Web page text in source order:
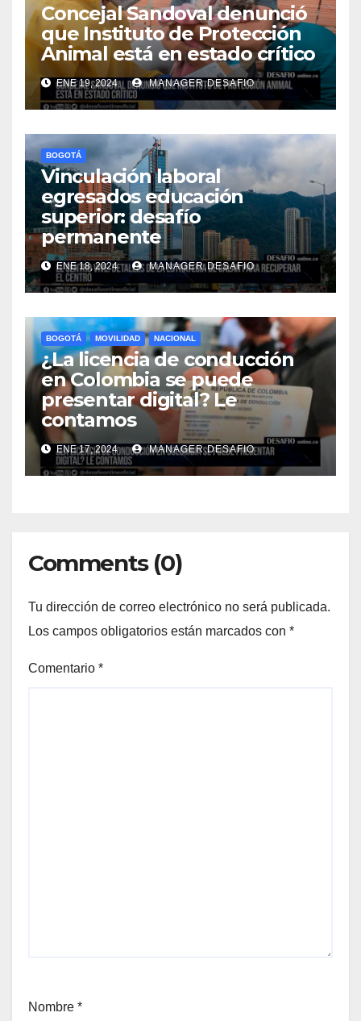
Concejal Sandoval denunció
que Instituto de Protección
Animal está en estado crítico
ENE 19, 2024 MANAGER.DESAFIO
BOGOTÁ
Vinculación laboral
egresados educación
superior: desafío
permanente
ENE 18, 2024 MANAGER.DESAFIO
BOGOTÁ MOVILIDAD NACIONAL
¿La licencia de conducción
en Colombia se puede
presentar digital? Le
contamos
ENE 17, 2024 MANAGER.DESAFIO
Comments (0)
Tu dirección de correo electrónico no será publicada.
Los campos obligatorios están marcados con *
Comentario *
Nombre *